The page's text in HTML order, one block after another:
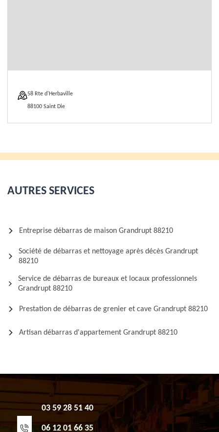
58 Rte d'Herbaville
88100 Saint Die
AUTRES SERVICES
Entreprise débarras de maison Grandrupt 88210
Société de débarras et nettoyage après décès Grandrupt
88210
Service de débarras de bureaux et locaux professionnels
Grandrupt 88210
Prestation de débarras de grenier et cave Grandrupt 88210
Artisan débarras d'appartement Grandrupt 88210
03 59 28 51 40
06 12 01 66 35